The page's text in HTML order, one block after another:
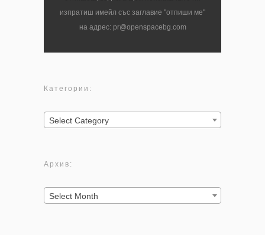
изпратиш имейл със заглавие "отпиши ме"
на адрес: pr@openspacebg.com
Категории:
Категории:
Select Category
Архив:
Архив:
Select Month